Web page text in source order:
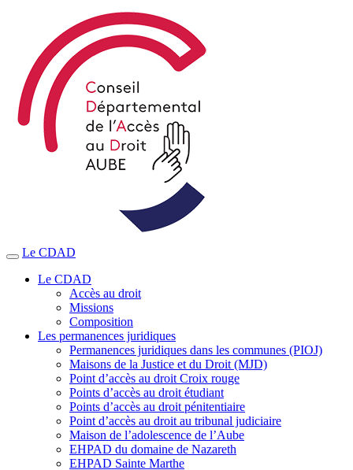
Le CDAD
Le CDAD
Accès au droit
Missions
Composition
Les permanences juridiques
Permanences juridiques dans les communes (PIOJ)
Maisons de la Justice et du Droit (MJD)
Point d’accès au droit Croix rouge
Points d’accès au droit étudiant
Points d’accès au droit pénitentiaire
Point d’accès au droit au tribunal judiciaire
Maison de l’adolescence de l’Aube
EHPAD du domaine de Nazareth
EHPAD Sainte Marthe